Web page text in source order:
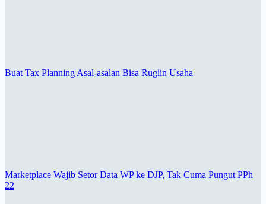
Buat Tax Planning Asal-asalan Bisa Rugiin Usaha
Marketplace Wajib Setor Data WP ke DJP, Tak Cuma Pungut PPh
22